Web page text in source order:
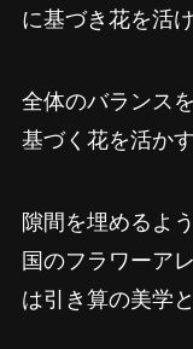
に基づき花を活
全体のバランス
基づく花を活か
隙間を埋めるよ
国のフラワーア
は引き算の美学